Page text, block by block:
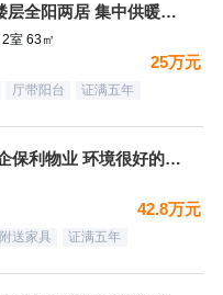
四中铝厂小区 低楼层全阳两居 集中供暖税费低
室 63㎡
25万元
厅带阳台 证满五年
华阳路 大社区 央企保利物业 环境很好的社区
42.8万元
附送家具 证满五年